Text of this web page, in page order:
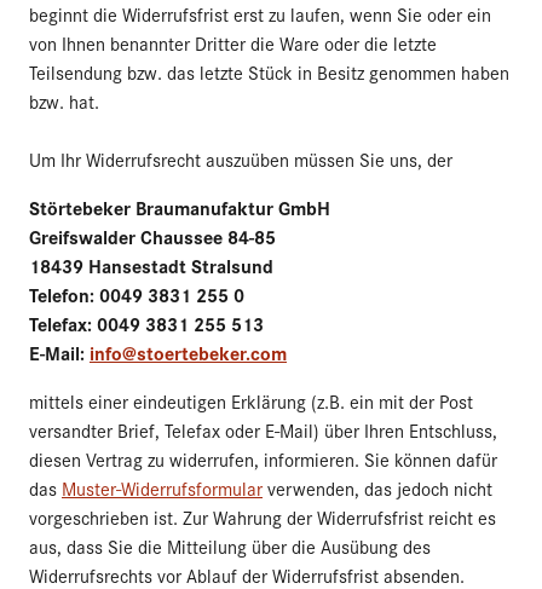
beginnt die Widerrufsfrist erst zu laufen, wenn Sie oder ein
von Ihnen benannter Dritter die Ware oder die letzte
Teilsendung bzw. das letzte Stück in Besitz genommen haben
bzw. hat.
Um Ihr Widerrufsrecht auszuüben müssen Sie uns, der
Störtebeker Braumanufaktur GmbH
Greifswalder Chaussee 84-85
18439 Hansestadt Stralsund
Telefon: 0049 3831 255 0
Telefax: 0049 3831 255 513
E-Mail: info@stoertebeker.com
mittels einer eindeutigen Erklärung (z.B. ein mit der Post
versandter Brief, Telefax oder E-Mail) über Ihren Entschluss,
diesen Vertrag zu widerrufen, informieren. Sie können dafür
das Muster-Widerrufsformularverwenden, das jedoch nicht
vorgeschrieben ist. Zur Wahrung der Widerrufsfrist reicht es
aus, dass Sie die Mitteilung über die Ausübung des
Widerrufsrechts vor Ablauf der Widerrufsfrist absenden.